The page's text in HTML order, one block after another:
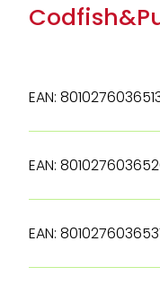
EAN:
EAN:
EAN: